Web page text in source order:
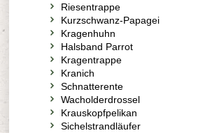
Riesentrappe
Kurzschwanz-Papagei
Kragenhuhn
Halsband Parrot
Kragentrappe
Kranich
Schnatterente
Wacholderdrossel
Krauskopfpelikan
Sichelstrandläufer